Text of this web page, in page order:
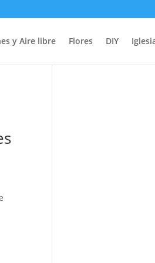
y Aire libre Flores DIY